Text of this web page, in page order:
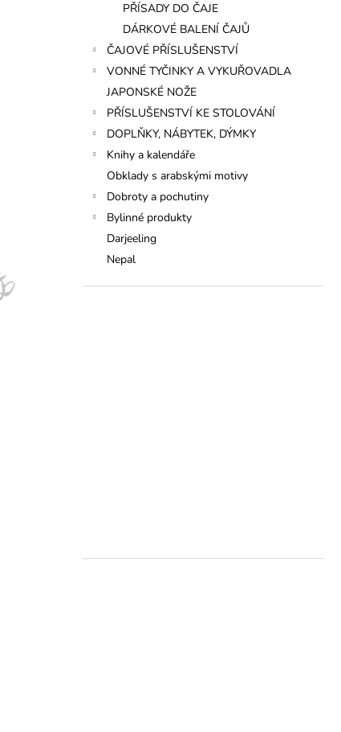
PŘÍSADY DO ČAJE
DÁRKOVÉ BALENÍ ČAJŮ
ČAJOVÉ PŘÍSLUŠENSTVÍ
VONNÉ TYČINKY A VYKUŘOVADLA
JAPONSKÉ NOŽE
PŘÍSLUŠENSTVÍ KE STOLOVÁNÍ
DOPLŇKY, NÁBYTEK, DÝMKY
Knihy a kalendáře
Obklady s arabskými motivy
Dobroty a pochutiny
Bylinné produkty
Darjeeling
Nepal